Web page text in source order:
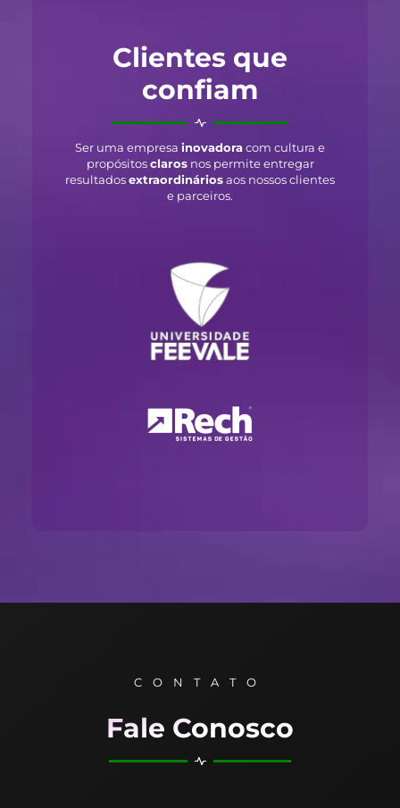
Clientes que
confiam
Ser uma empresa inovadoracom cultura e
propósitosclarosnos permite entregar
resultadosextraordináriosaos nossos clientes
e parceiros.
CONTATO
Fale Conosco